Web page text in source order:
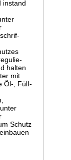
instand
halten
mit
Öl-, FülI-
Schutz